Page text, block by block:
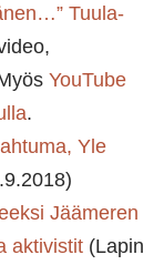
Tuula-
YouTube
.
Yle
Jäämeren
aktivistit (Lapin